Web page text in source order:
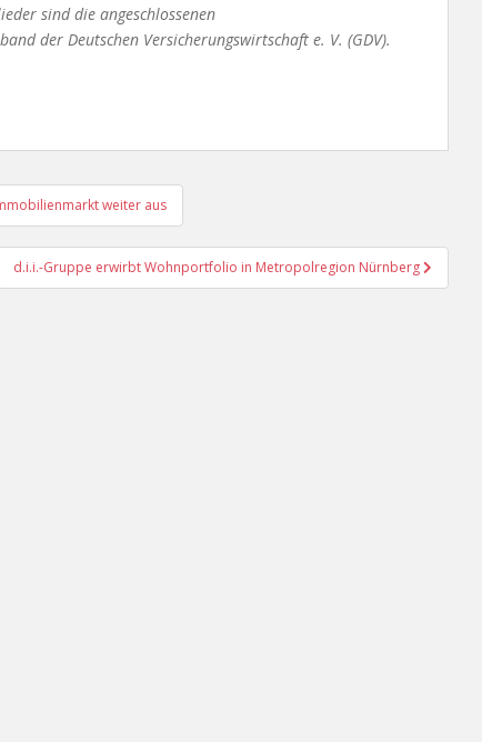
sind die angeschlossenen
der Deutschen Versicherungswirtschaft e. V. (GDV).
weiter aus
d.i.i.-Gruppe erwirbt Wohnportfolio in Metropolregion Nürnberg